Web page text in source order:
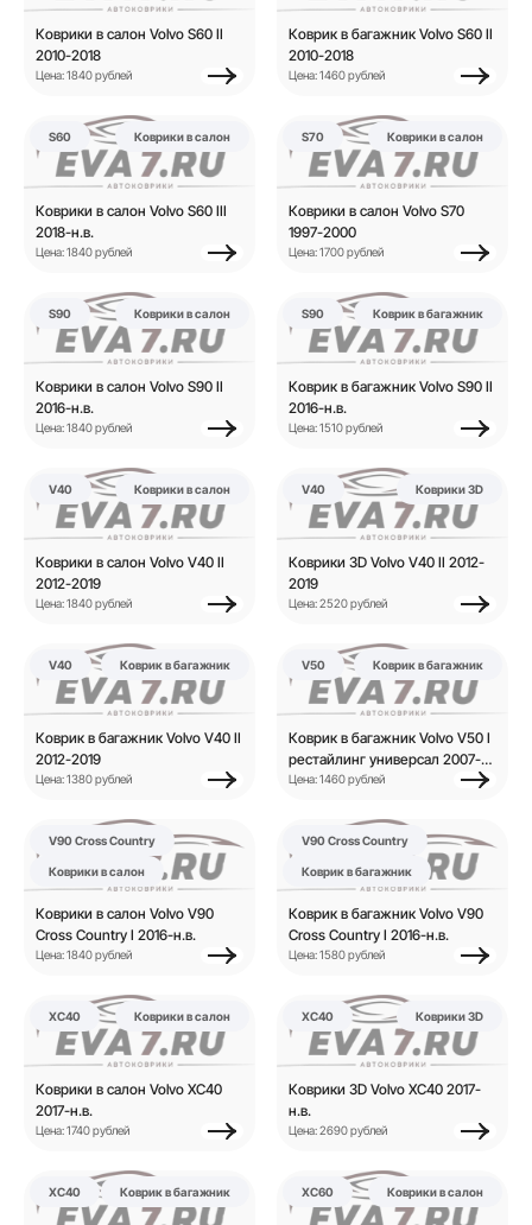
Коврики в салон Volvo S60 II
2010-2018
Цена: 1840 рублей
Коврик в багажник Volvo S60 II
2010-2018
Цена: 1460 рублей
S60 Коврики в салон
Коврики в салон Volvo S60 III
2018-н.в.
Цена: 1840 рублей
S70 Коврики в салон
Коврики в салон Volvo S70
1997-2000
Цена: 1700 рублей
S90 Коврики в салон
Коврики в салон Volvo S90 II
2016-н.в.
Цена: 1840 рублей
S90 Коврик в багажник
Коврик в багажник Volvo S90 II
2016-н.в.
Цена: 1510 рублей
V40 Коврики в салон
Коврики в салон Volvo V40 II
2012-2019
Цена: 1840 рублей
V40 Коврики 3D
Коврики 3D Volvo V40 II 2012-
2019
Цена: 2520 рублей
V40 Коврик в багажник
Коврик в багажник Volvo V40 II
2012-2019
Цена: 1380 рублей
V50 Коврик в багажник
Коврик в багажник Volvo V50 I
рестайлинг универсал 2007-
2012
Цена: 1460 рублей
V90 Cross Country
Коврики в салон
Коврики в салон Volvo V90
Cross Country I 2016-н.в.
Цена: 1840 рублей
V90 Cross Country
Коврик в багажник
Коврик в багажник Volvo V90
Cross Country I 2016-н.в.
Цена: 1580 рублей
XC40 Коврики в салон
Коврики в салон Volvo XC40
2017-н.в.
Цена: 1740 рублей
XC40 Коврики 3D
Коврики 3D Volvo XC40 2017-
н.в.
Цена: 2690 рублей
XC40 Коврик в багажник XC60 Коврики в салон